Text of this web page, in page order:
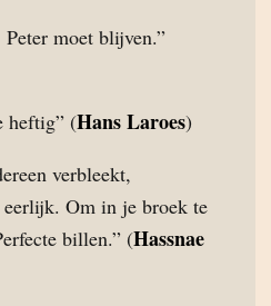
moet blijven.”
heftig” (Hans Laroes)
verbleekt,
Om in je broek te
billen.” (Hassnae